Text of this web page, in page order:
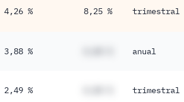
4,26 % 8,25 % trimestral
3,88 % anual
2,49 % trimestral